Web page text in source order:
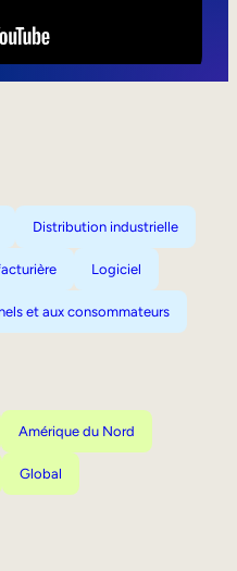
Distribution industrielle
Logiciel
et aux consommateurs
Amérique du Nord
Global